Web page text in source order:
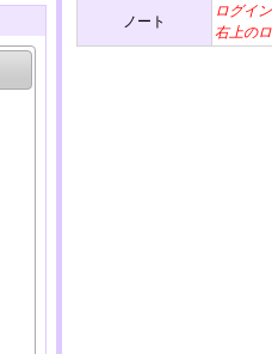
ノート
ログイ
右上の